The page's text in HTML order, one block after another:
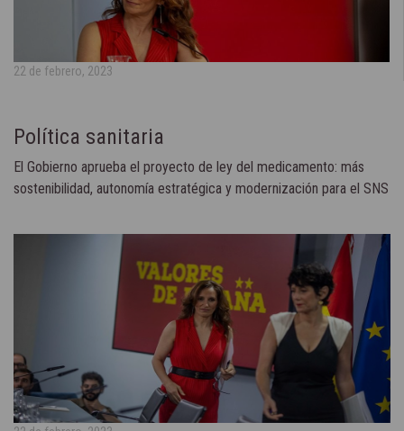
22 de febrero, 2023
Política sanitaria
El Gobierno aprueba el proyecto de ley del medicamento: más
sostenibilidad, autonomía estratégica y modernización para el SNS